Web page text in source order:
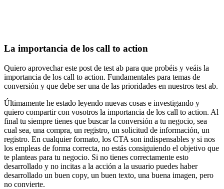
La importancia de los call to action
Quiero aprovechar este post de test ab para que probéis y veáis la
importancia de los call to action. Fundamentales para temas de
conversión y que debe ser una de las prioridades en nuestros test ab.
Últimamente he estado leyendo nuevas cosas e investigando y
quiero compartir con vosotros la importancia de los call to action. Al
final tu siempre tienes que buscar la conversión a tu negocio, sea
cual sea, una compra, un registro, un solicitud de información, un
registro. En cualquier formato, los CTA son indispensables y si nos
los empleas de forma correcta, no estás consiguiendo el objetivo que
te planteas para tu negocio. Si no tienes correctamente esto
desarrollado y no incitas a la acción a la usuario puedes haber
desarrollado un buen copy, un buen texto, una buena imagen, pero
no convierte.